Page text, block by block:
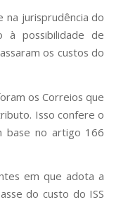
jurisprudência do
à possibilidade de
os custos do
os Correios que
Isso confere o
base no artigo 166
em que adota a
do custo do ISS